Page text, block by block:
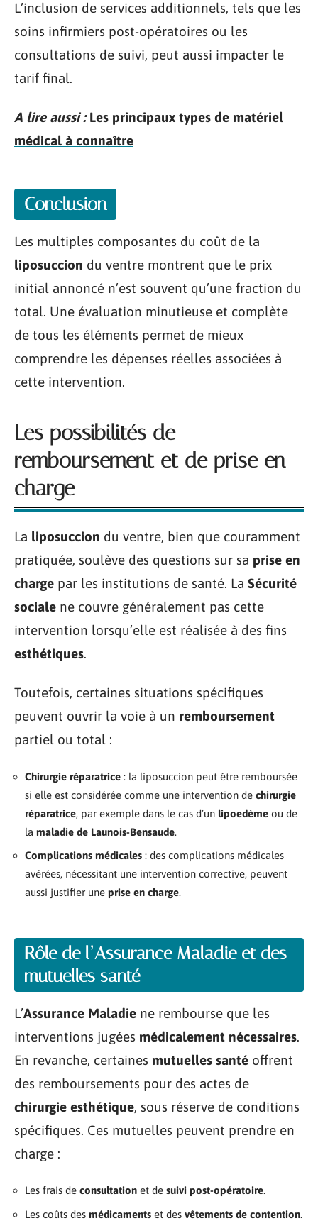
L’inclusion de services additionnels, tels que les
soins infirmiers post-opératoires ou les
consultations de suivi, peut aussi impacter le
tarif final.
A lire aussi : Les principaux types de matériel
médical à connaître
Conclusion
Les multiples composantes du coût de la
liposuccion du ventre montrent que le prix
initial annoncé n’est souvent qu’une fraction du
total. Une évaluation minutieuse et complète
de tous les éléments permet de mieux
comprendre les dépenses réelles associées à
cette intervention.
Les possibilités de
remboursement et de prise en
charge
La liposuccion du ventre, bien que couramment
pratiquée, soulève des questions sur sa prise en
charge par les institutions de santé. La Sécurité
sociale ne couvre généralement pas cette
intervention lorsqu’elle est réalisée à des fins
esthétiques.
Toutefois, certaines situations spécifiques
peuvent ouvrir la voie à un remboursement
partiel ou total :
Chirurgie réparatrice : la liposuccion peut être remboursée
si elle est considérée comme une intervention de chirurgie
réparatrice, par exemple dans le cas d’un lipoedème ou de
la maladie de Launois-Bensaude.
Complications médicales : des complications médicales
avérées, nécessitant une intervention corrective, peuvent
aussi justifier une prise en charge.
Rôle de l’Assurance Maladie et des
mutuelles santé
L’Assurance Maladie ne rembourse que les
interventions jugées médicalement nécessaires.
En revanche, certaines mutuelles santé offrent
des remboursements pour des actes de
chirurgie esthétique, sous réserve de conditions
spécifiques. Ces mutuelles peuvent prendre en
charge :
Les frais de consultation et de suivi post-opératoire.
Les coûts des médicaments et des vêtements de contention.